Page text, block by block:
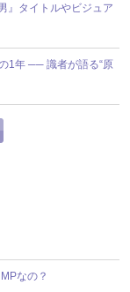
』タイトルやビジュア
1年 ── 識者が語る“原
なの？